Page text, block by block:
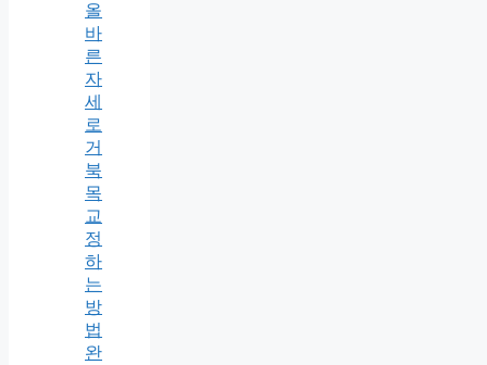
올
바
른
자
세
로
거
북
목
교
정
하
는
방
법
완